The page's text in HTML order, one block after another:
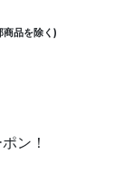
商品を除く)
ン！